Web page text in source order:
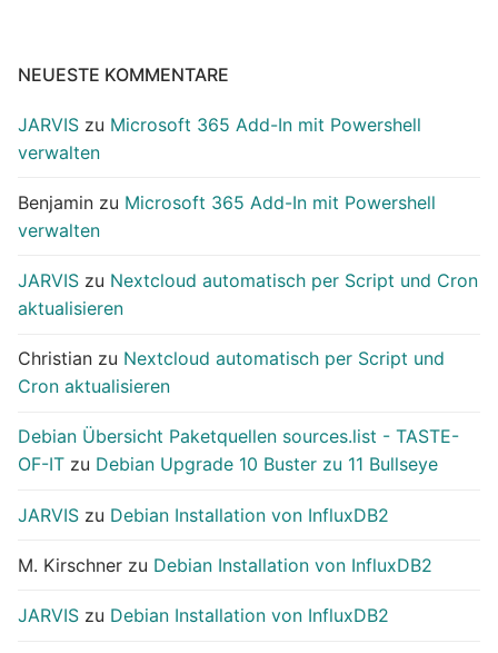
NEUESTE KOMMENTARE
JARVIS zu Microsoft 365 Add-In mit Powershell
verwalten
Benjamin zu Microsoft 365 Add-In mit Powershell
verwalten
JARVIS zu Nextcloud automatisch per Script und Cron
aktualisieren
Christian zu Nextcloud automatisch per Script und
Cron aktualisieren
Debian Übersicht Paketquellen sources.list - TASTE-
OF-IT zu Debian Upgrade 10 Buster zu 11 Bullseye
JARVIS zu Debian Installation von InfluxDB2
M. Kirschner zu Debian Installation von InfluxDB2
JARVIS zu Debian Installation von InfluxDB2